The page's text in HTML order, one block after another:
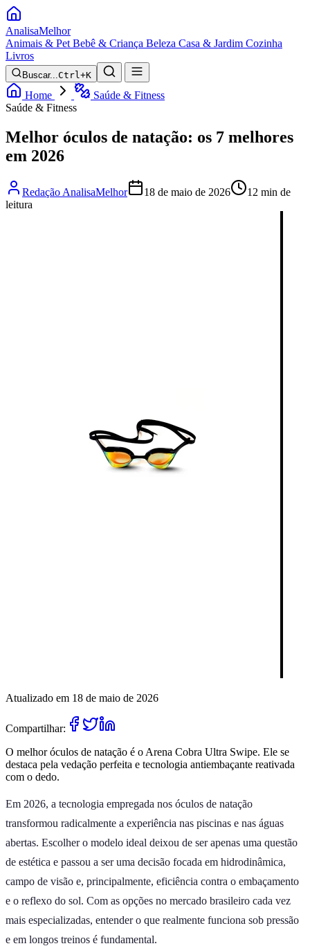
AnalisaMelhor
Animais & Pet Bebê & Criança Beleza Casa & Jardim Cozinha
Livros
Buscar...Ctrl+K
Home
Saúde & Fitness
Saúde & Fitness
Melhor óculos de natação: os 7 melhores
em 2026
Redação AnalisaMelhor 18 de maio de 2026
12 min de
leitura
Atualizado em 18 de maio de 2026
Compartilhar:
O melhor óculos de natação é o Arena Cobra Ultra Swipe. Ele se
destaca pela vedação perfeita e tecnologia antiembaçante reativada
com o dedo.
Em 2026, a tecnologia empregada nos óculos de natação
transformou radicalmente a experiência nas piscinas e nas águas
abertas. Escolher o modelo ideal deixou de ser apenas uma questão
de estética e passou a ser uma decisão focada em hidrodinâmica,
campo de visão e, principalmente, eficiência contra o embaçamento
e o reflexo do sol. Com as opções no mercado brasileiro cada vez
mais especializadas, entender o que realmente funciona sob pressão
e em longos treinos é fundamental.